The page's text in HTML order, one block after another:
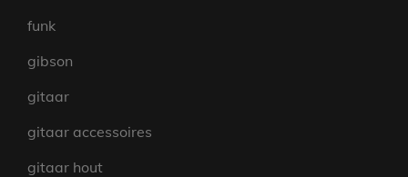
funk
gibson
gitaar
gitaar accessoires
gitaar hout